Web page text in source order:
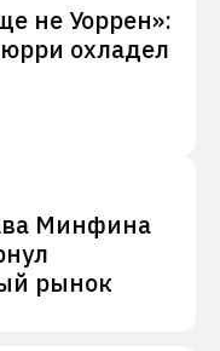
не Уоррен»:
охладел
Минфина
рынок